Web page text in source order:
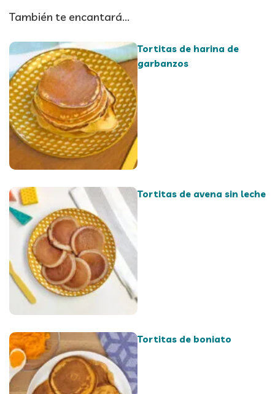
También te encantará...
Tortitas de harina de
garbanzos
Tortitas de avena sin leche
Tortitas de boniato